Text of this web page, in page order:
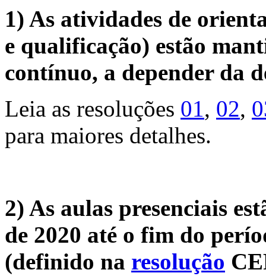
1) As atividades de
e qualificação) estão
contínuo, a depender da
Leia as resoluções 01, 02,
para maiores detalhes.
2) As aulas presenciais
de 2020 até o fim do
(definido na resolução